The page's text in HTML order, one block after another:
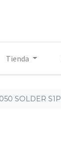
Tienda
SOLDER S1P